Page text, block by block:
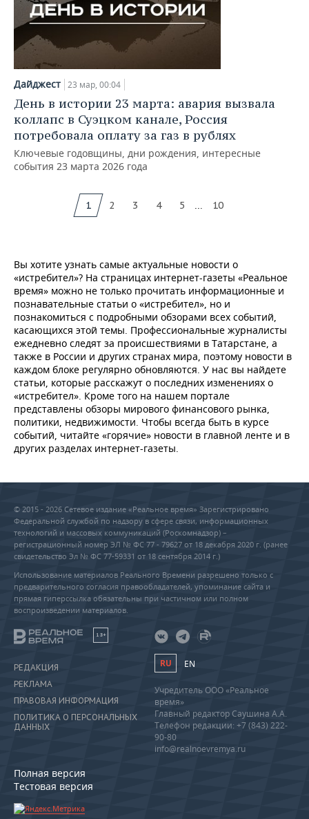
Дайджест 23 мар, 00:04
День в истории 23 марта: авария вызвала
коллапс в Суэцком канале, Россия
потребовала оплату за газ в рублях
Ключевые годовщины, дни рождения, интересные
события 23 марта 2026 года
1 2 3 4 5 ... 10
Вы хотите узнать самые актуальные новости о
«истребител»? На страницах интернет-газеты «Реальное
время» можно не только прочитать информационные и
познавательные статьи о «истребител», но и
познакомиться с подробными обзорами всех событий,
касающихся этой темы. Профессиональные журналисты
ежедневно следят за происшествиями в Татарстане, а
также в России и других странах мира, поэтому новости в
каждом блоке регулярно обновляются. У нас вы найдете
статьи, которые расскажут о последних изменениях о
«истребител». Кроме того на нашем портале
представлены обзоры мирового финансового рынка,
политики, недвижимости. Чтобы всегда быть в курсе
событий, читайте «горячие» новости в главной ленте и в
других разделах интернет-газеты.
© 2015 - 2026 Сетевое издание «Реальное время» Зарегистрировано
Федеральной службой по надзору в сфере связи, информационных
технологий и массовых коммуникаций (Роскомнадзор) –
регистрационный номер ЭЛ № ФС 77 - 79627 от 18 декабря 2020 г. (ранее
свидетельство Эл № ФС 77-59331 от 18 сентября 2014 г.)
Использование материалов Реального Времени разрешено только с
предварительного согласия правообладателей, упоминание сайта и
прямая гиперссылка обязательны при частичном или полном
воспроизведении материалов.
18+
РЕДАКЦИЯ
РЕКЛАМА
ПРАВОВАЯ ИНФОРМАЦИЯ
ПОЛИТИКА О ПЕРСОНАЛЬНЫХ
ДАННЫХ
Полная версия
Тестовая версия
RU EN
Учредитель ООО «Реальное
время»
Главный редактор Саушина А.А.
Телефон редакции: +7 (843) 222-
90-80
info@realnoevremya.ru